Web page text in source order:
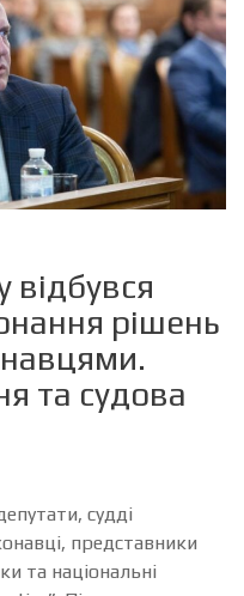
відбувся
рішень
та судова
судді
представники
та національні